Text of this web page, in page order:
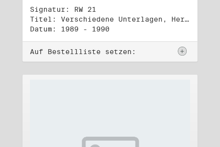
Signatur: RW 21
Titel: Verschiedene Unterlagen, Herbst 1989 bis Herbst 1990
Datum: 1989 - 1990
Auf Bestellliste setzen: